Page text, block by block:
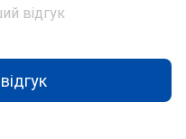
відгук